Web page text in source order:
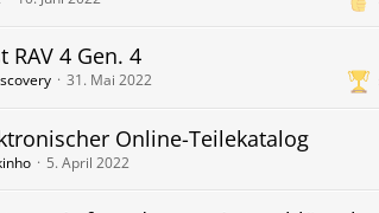
RAV 4 Gen. 4
31. Mai 2022
Online-Teilekatalog
5. April 2022